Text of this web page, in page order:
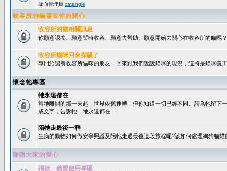
版面管理員 catangle
收容所的貓需要你的關心
收容所的貓相關訊息
你願意認養、願意暫時收容、願意去幫助、願意開始去關心在收容所的貓嗎？
收容所貓咪回來探親了
專門給認養收容所貓咪的朋友，回來跟我們說說貓咪的現況，這將是貓咪義
懷念牠專區
牠永遠都在
當牠離開的那一天起，世界依舊運轉，但你知道一切已經不同。請為牠留下
成文字，告訴牠，牠永遠都在.....
陪牠走最後一程
生病的動物如何做安寧照護及陪牠走過最後這段旅程呢?該如何處理狗狗貓貓
謝謝大家的愛心
捐款、義賣使用專區